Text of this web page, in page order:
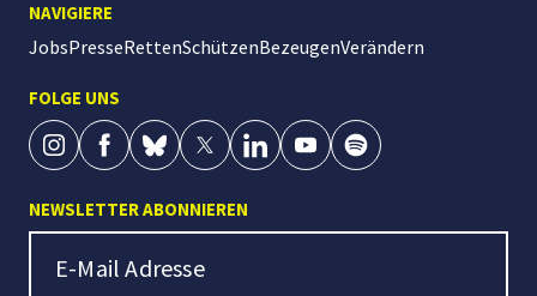
NAVIGIERE
JobsPresseRettenSchützenBezeugenVerändern
FOLGE UNS
NEWSLETTER ABONNIEREN
Newsletter Signup
E-Mail Adresse